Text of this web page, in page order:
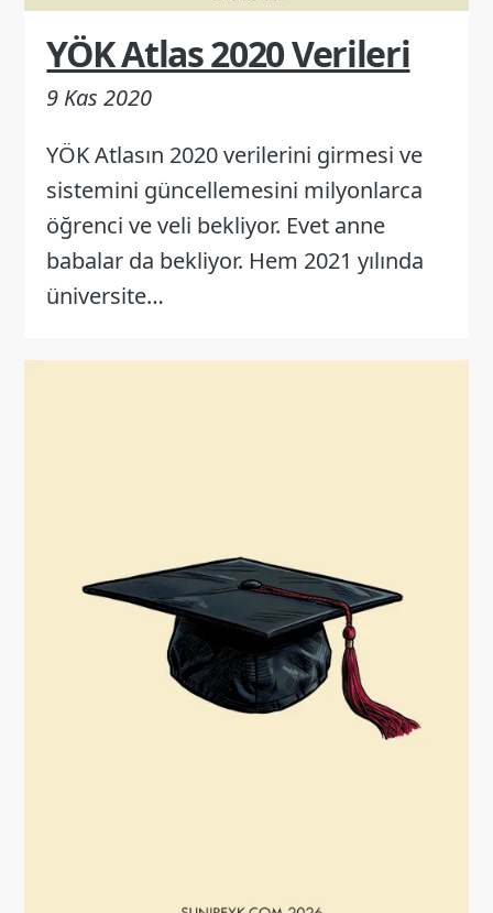
YÖK Atlas 2020 Verileri
9 Kas 2020
YÖK Atlasın 2020 verilerini girmesi ve
sistemini güncellemesini milyonlarca
öğrenci ve veli bekliyor. Evet anne
babalar da bekliyor. Hem 2021 yılında
üniversite…